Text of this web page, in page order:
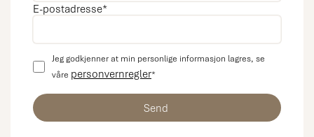
E-postadresse*
Jeg godkjenner at min personlige informasjon lagres, se
våre personvernregler*